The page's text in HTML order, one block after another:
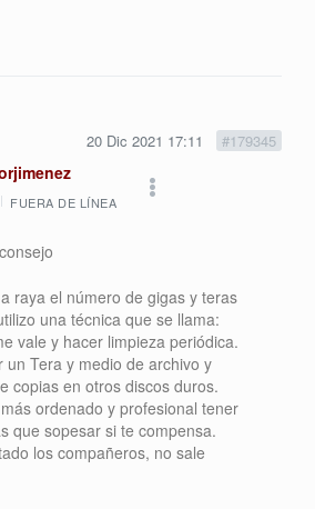
20 Dic 2021 17:11 #179345
FUERA DE LÍNEA
raya el número de gigas y teras
una técnica que se llama:
vale y hacer limpieza periódica.
un Tera y medio de archivo y
copias en otros discos duros.
ordenado y profesional tener
que sopesar si te compensa.
los compañeros, no sale